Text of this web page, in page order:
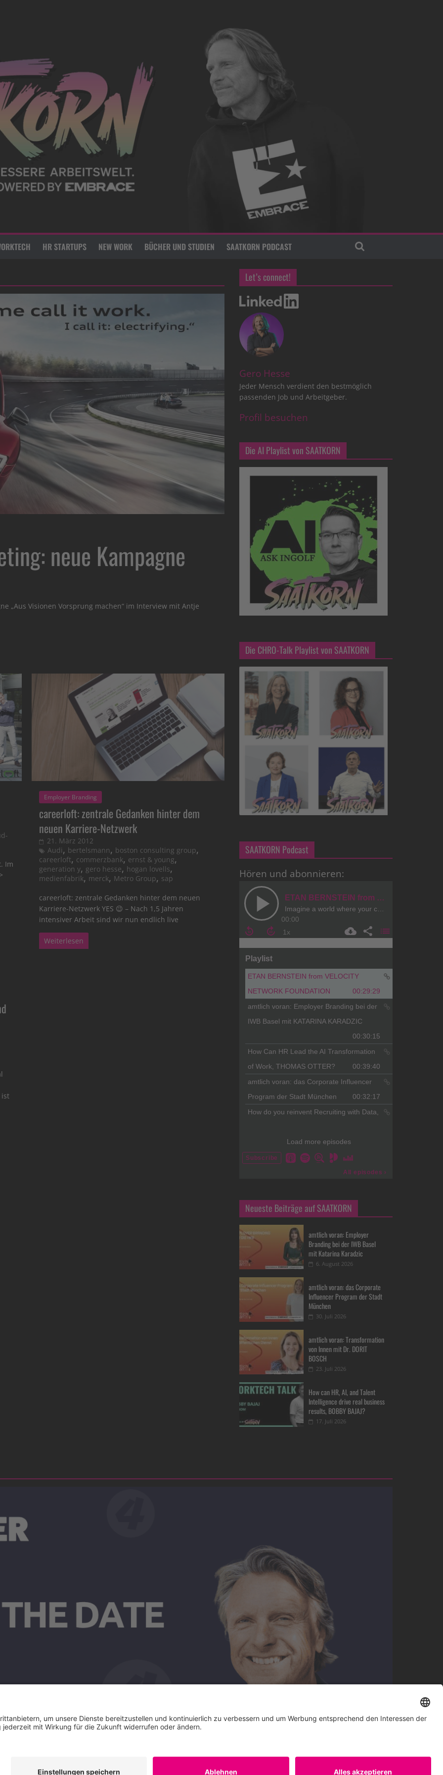
HR STARTUPS NEW WORK BÜCHER UND STUDIEN SAATKORN PODCAST
neue Kampagne
„Aus Visionen Vorsprung machen“ im Interview mit Antje
Im
Employer Branding
careerloft: zentrale Gedanken hinter dem
neuen Karriere-Netzwerk
21. März 2012
Audi, bertelsmann, boston consulting group,
careerloft, commerzbank, ernst & young,
generation y, gero hesse, hogan lovells,
medienfabrik,merck, Metro Group, sap
careerloft: zentrale Gedanken hinter dem neuen
Karriere-Netzwerk YES 😉 – Nach 1,5 Jahren
intensiver Arbeit sind wir nun endlich live
Weiterlesen
ist
Let’s connect!
Gero Hesse
Jeder Mensch verdient den bestmöglich
passenden Job und Arbeitgeber.
Profil besuchen
Die AI Playlist von SAATKORN
Die CHRO-Talk Playlist von SAATKORN
SAATKORN Podcast
Hören und abonnieren:
Neueste Beiträge auf SAATKORN
amtlich voran: Employer
Branding bei der IWB Basel
mit Katarina Karadzic
6. August 2026
amtlich voran: das Corporate
Influencer Program der Stadt
München
30. Juli 2026
amtlich voran: Transformation
von Innen mit Dr. DORIT
BOSCH
23. Juli 2026
How can HR, AI, and Talent
Intelligence drive real business
results, BOBBY BAJAJ?
17. Juli 2026